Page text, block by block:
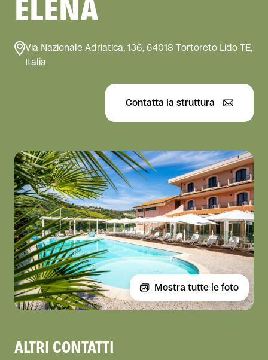
ELENA
Via Nazionale Adriatica, 136, 64018 Tortoreto Lido TE,
Italia
Contatta la struttura
Mostra tutte le foto
ALTRI CONTATTI